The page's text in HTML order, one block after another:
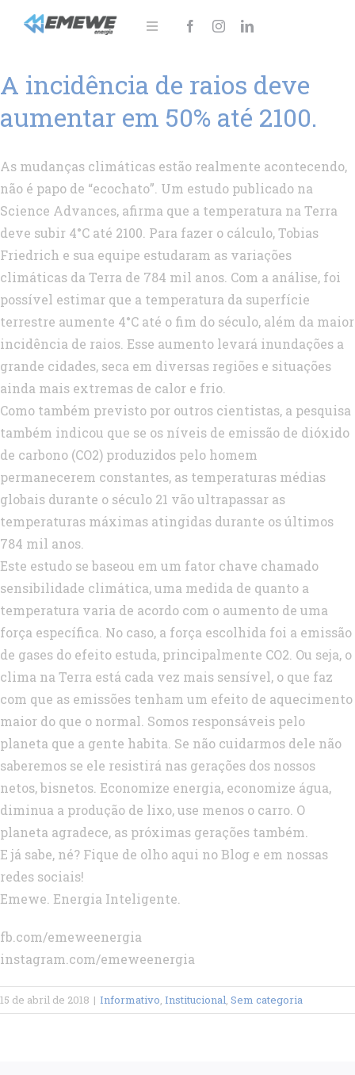
para
conteúdo
Toggle
Área do cliente
Fale Conosco!
A incidência de raios deve
aumentar em 50% até 2100.
As mudanças climáticas estão realmente acontecendo,
não é papo de “ecochato”. Um estudo publicado na
Science Advances, afirma que a temperatura na Terra
deve subir 4°C até 2100. Para fazer o cálculo, Tobias
Friedrich e sua equipe estudaram as variações
climáticas da Terra de 784 mil anos. Com a análise, foi
possível estimar que a temperatura da superfície
terrestre aumente 4°C até o fim do século, além da maior
incidência de raios. Esse aumento levará inundações a
grande cidades, seca em diversas regiões e situações
ainda mais extremas de calor e frio.
Como também previsto por outros cientistas, a pesquisa
também indicou que se os níveis de emissão de dióxido
de carbono (CO2) produzidos pelo homem
permanecerem constantes, as temperaturas médias
globais durante o século 21 vão ultrapassar as
temperaturas máximas atingidas durante os últimos
784 mil anos.
Este estudo se baseou em um fator chave chamado
sensibilidade climática, uma medida de quanto a
temperatura varia de acordo com o aumento de uma
força específica. No caso, a força escolhida foi a emissão
de gases do efeito estuda, principalmente CO2. Ou seja, o
clima na Terra está cada vez mais sensível, o que faz
com que as emissões tenham um efeito de aquecimento
maior do que o normal. Somos responsáveis pelo
planeta que a gente habita. Se não cuidarmos dele não
saberemos se ele resistirá nas gerações dos nossos
netos, bisnetos. Economize energia, economize água,
diminua a produção de lixo, use menos o carro. O
planeta agradece, as próximas gerações também.
E já sabe, né? Fique de olho aqui no Blog e em nossas
redes sociais!
Emewe. Energia Inteligente.
fb.com/emeweenergia
instagram.com/emeweenergia
15 de abril de 2018 | Informativo, Institucional, Sem categoria